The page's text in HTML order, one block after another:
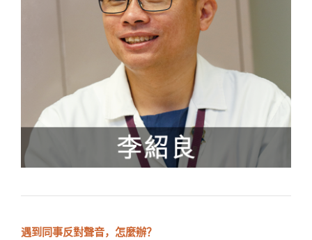
遇到同事反對聲音，怎麼辦？